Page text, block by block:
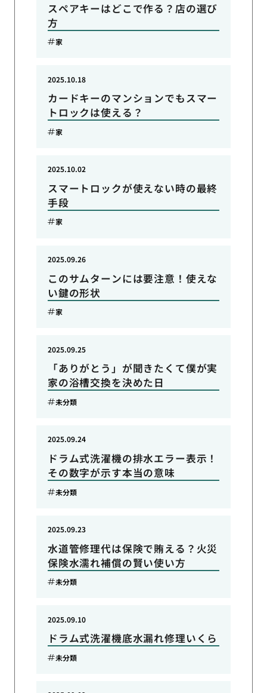
スペアキーはどこで作る？店の選び
方
家
カードキーのマンションでもスマー
トロックは使える？
2025.10.18
家
スマートロックが使えない時の最終
手段
2025.10.02
家
このサムターンには要注意！使えな
い鍵の形状
2025.09.26
家
「ありがとう」が聞きたくて僕が実
家の浴槽交換を決めた日
2025.09.25
未分類
ドラム式洗濯機の排水エラー表示！
その数字が示す本当の意味
2025.09.24
未分類
水道管修理代は保険で賄える？火災
保険水濡れ補償の賢い使い方
2025.09.23
未分類
ドラム式洗濯機底水漏れ修理いくら
2025.09.10
未分類